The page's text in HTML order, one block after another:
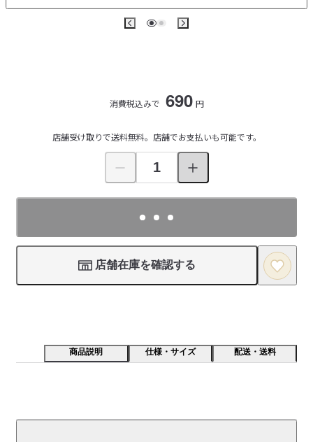
消費税込みで 690 円
店舗受け取りで送料無料。店舗でお支払いも可能です。
店舗在庫を確認する
商品説明 仕様・サイズ 配送・送料